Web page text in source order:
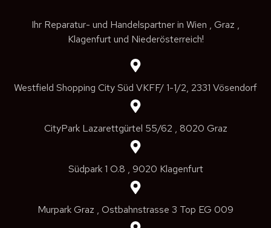
Ihr Reparatur- und Handelspartner in Wien , Graz ,
Klagenfurt und Niederösterreich!
Westfield Shopping City Süd VKFF/ 1-1/2, 2331 Vösendorf
CityPark Lazarettgürtel 55/62 , 8020 Graz
Südpark 1 O.8 , 9020 Klagenfurt
Murpark Graz , Ostbahnstrasse 3 Top EG 009